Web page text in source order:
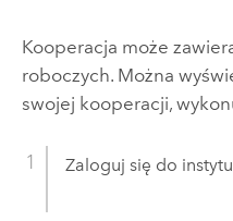
Kooperacja może
roboczych. Można
swojej kooperacji,
Zaloguj się do